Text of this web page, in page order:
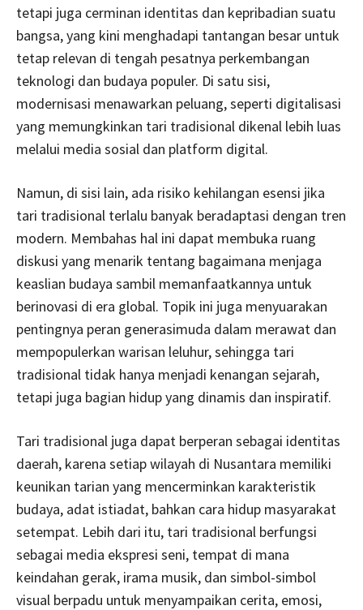
tetapi juga cerminan identitas dan kepribadian suatu
bangsa, yang kini menghadapi tantangan besar untuk
tetap relevan di tengah pesatnya perkembangan
teknologi dan budaya populer. Di satu sisi,
modernisasi menawarkan peluang, seperti digitalisasi
yang memungkinkan tari tradisional dikenal lebih luas
melalui media sosial dan platform digital.
Namun, di sisi lain, ada risiko kehilangan esensi jika
tari tradisional terlalu banyak beradaptasi dengan tren
modern. Membahas hal ini dapat membuka ruang
diskusi yang menarik tentang bagaimana menjaga
keaslian budaya sambil memanfaatkannya untuk
berinovasi di era global. Topik ini juga menyuarakan
pentingnya peran generasimuda dalam merawat dan
mempopulerkan warisan leluhur, sehingga tari
tradisional tidak hanya menjadi kenangan sejarah,
tetapi juga bagian hidup yang dinamis dan inspiratif.
Tari tradisional juga dapat berperan sebagai identitas
daerah, karena setiap wilayah di Nusantara memiliki
keunikan tarian yang mencerminkan karakteristik
budaya, adat istiadat, bahkan cara hidup masyarakat
setempat. Lebih dari itu, tari tradisional berfungsi
sebagai media ekspresi seni, tempat di mana
keindahan gerak, irama musik, dan simbol-simbol
visual berpadu untuk menyampaikan cerita, emosi,